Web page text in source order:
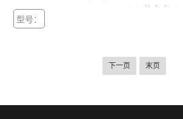
型号：
下一页 末页